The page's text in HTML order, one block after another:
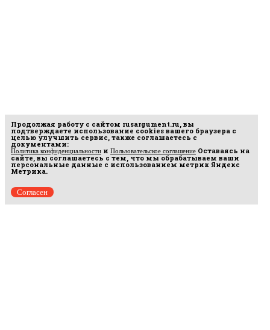
Продолжая работу с сайтом rusargument.ru, вы
подтверждаете использование cookies вашего браузера с
целью улучшить сервис, также соглашаетесь с
документами:
Политика конфиденциальности и Пользовательское соглашение Оставаясь на
сайте, вы соглашаетесь с тем, что мы обрабатываем ваши
персональные данные с использованием метрик Яндекс
Метрика.
Согласен